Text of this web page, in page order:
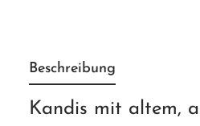
Beschreibung
Kandis mit altem,